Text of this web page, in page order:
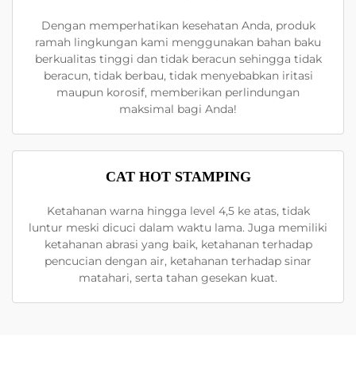
Dengan memperhatikan kesehatan Anda, produk
ramah lingkungan kami menggunakan bahan baku
berkualitas tinggi dan tidak beracun sehingga tidak
beracun, tidak berbau, tidak menyebabkan iritasi
maupun korosif, memberikan perlindungan
maksimal bagi Anda!
CAT HOT STAMPING
Ketahanan warna hingga level 4,5 ke atas, tidak
luntur meski dicuci dalam waktu lama. Juga memiliki
ketahanan abrasi yang baik, ketahanan terhadap
pencucian dengan air, ketahanan terhadap sinar
matahari, serta tahan gesekan kuat.